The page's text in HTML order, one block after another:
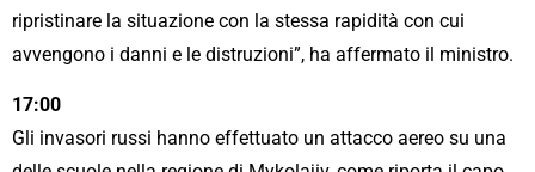
ripristinare la situazione con la stessa rapidità con cui
avvengono i danni e le distruzioni”, ha affermato il ministro.
17:00
Gli invasori russi hanno effettuato un attacco aereo su una